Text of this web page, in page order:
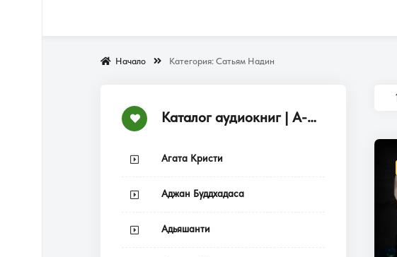
Начало Категория: Сатьям Надин
Каталог аудиокниг | А-Я
Агата Кристи
Аджан Буддхадаса
Адьяшанти